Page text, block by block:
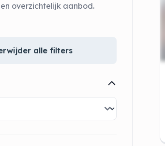
overzichtelijk aanbod.
alle filters